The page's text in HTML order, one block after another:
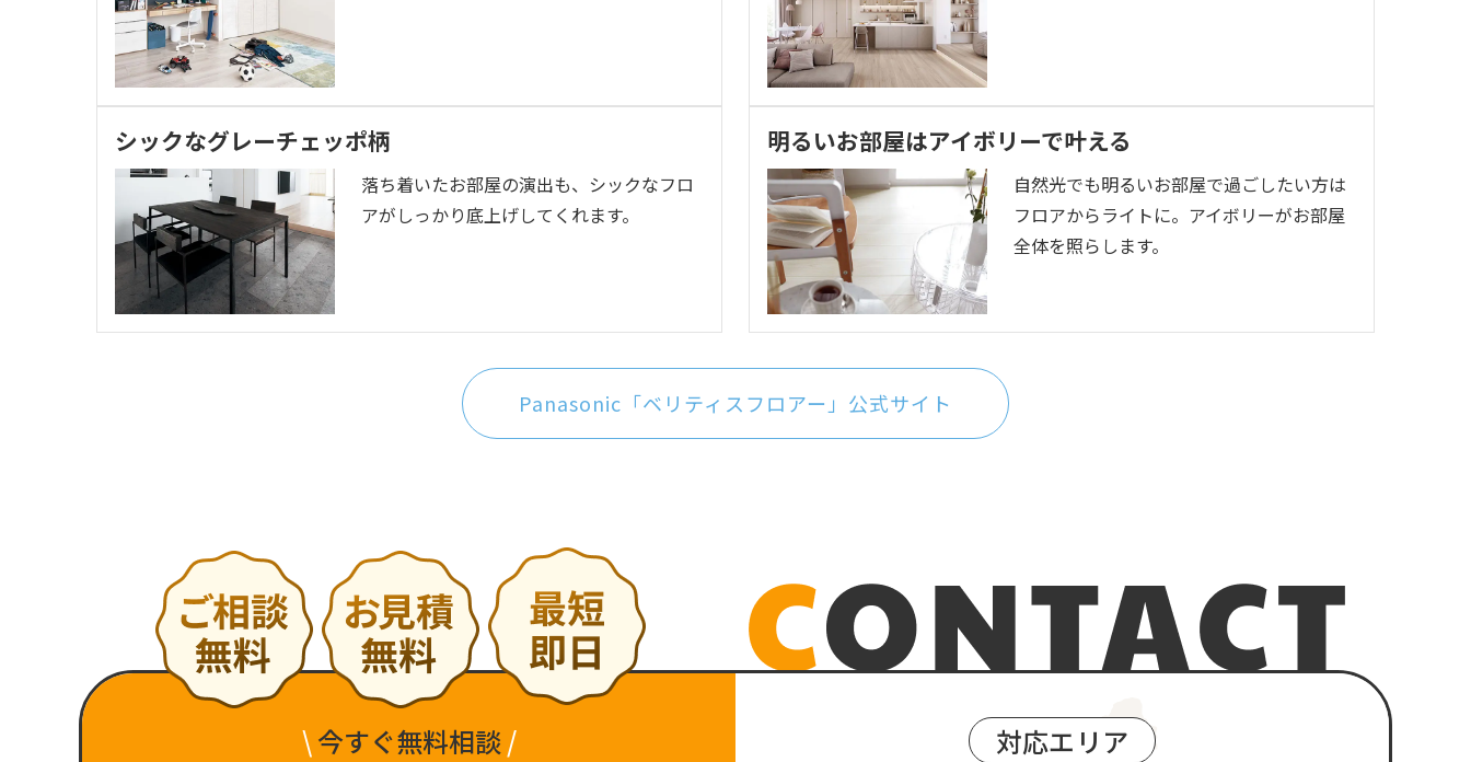
シックなグレーチェッポ柄
落ち着いたお部屋の演出も、シックなフロ
アがしっかり底上げしてくれます。
明るいお部屋はアイボリーで叶える
自然光でも明るいお部屋で過ごしたい方は
フロアからライトに。アイボリーがお部屋
全体を照らします。
Panasonic「ベリティスフロアー」公式サイト
\ 今すぐ無料相談 / 対応エリア